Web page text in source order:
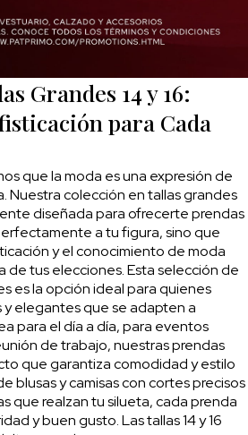
Grandes 14 y 16:
para Cada
que la moda es una expresión de
Nuestra colección en tallas grandes
diseñada para ofrecerte prendas
a tu figura, sino que
y el conocimiento de moda
de tus elecciones. Esta selección de
es la opción ideal para quienes
y elegantes que se adapten a
para el día a día, para eventos
de trabajo, nuestras prendas
que garantiza comodidad y estilo
blusas y camisas con cortes precisos
que realzan tu silueta, cada prenda
y buen gusto. Las tallas 14 y 16